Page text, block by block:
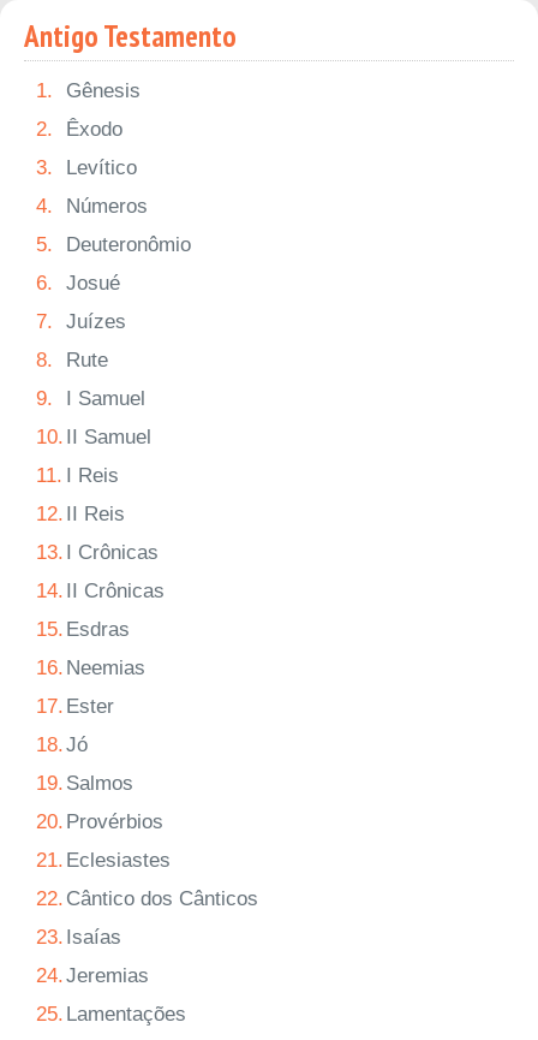
Antigo Testamento
1.
Gênesis
2.
Êxodo
3.
Levítico
4.
Números
5.
Deuteronômio
6.
Josué
7.
Juízes
8.
Rute
9.
I Samuel
10. II Samuel
11. I Reis
12. II Reis
13. I Crônicas
14. II Crônicas
15. Esdras
16. Neemias
17. Ester
18.Jó
19. Salmos
20. Provérbios
21. Eclesiastes
22. Cântico dos Cânticos
23. Isaías
24.Jeremias
25. Lamentações